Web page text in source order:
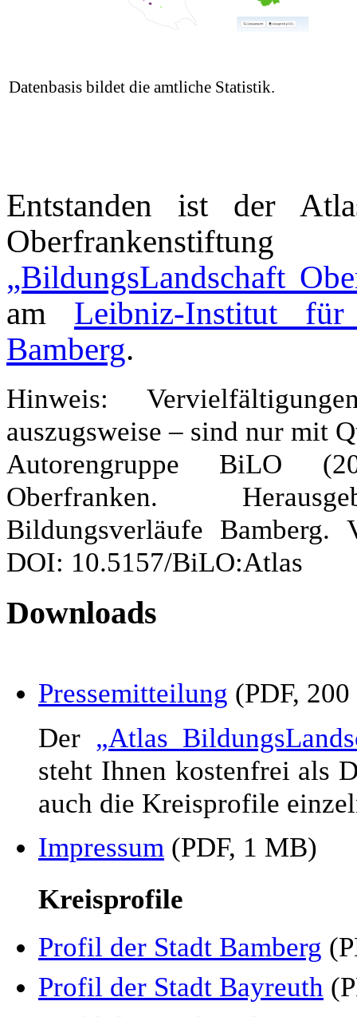
Datenbasis bildet die amtliche Statistik.
Entstanden ist der
„BildungsLandschaft
am Leibniz-Institut
Bamberg.
Hinweis:
auszugsweise – sind nur mit
Autorengruppe BiLO
Oberfranken.
Bildungsverläufe Bamberg.
DOI: 10.5157/BiLO:Atlas
Downloads
Pressemitteilung (PDF,
Der „Atlas
steht Ihnen kostenfrei als
auch die Kreisprofile
Impressum (PDF, 1 MB)
Kreisprofile
Profil der Stadt Bamberg
Profil der Stadt Bayreuth